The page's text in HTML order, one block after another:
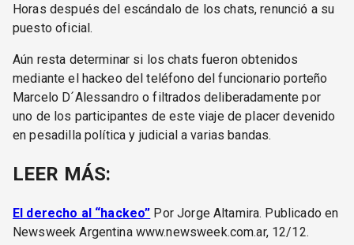
Horas después del escándalo de los chats, renunció a su
puesto oficial.
Aún resta determinar si los chats fueron obtenidos
mediante el hackeo del teléfono del funcionario porteño
Marcelo D´Alessandro o filtrados deliberadamente por
uno de los participantes de este viaje de placer devenido
en pesadilla política y judicial a varias bandas.
LEER MÁS:
El derecho al “hackeo” Por Jorge Altamira. Publicado en
Newsweek Argentina www.newsweek.com.ar, 12/12.